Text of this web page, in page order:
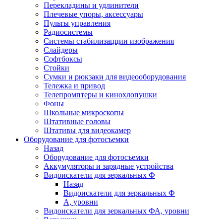
Перекладины и удлинители
Плечевые упоры, аксессуары
Пульты управления
Радиосистемы
Системы стабилизацции изображения
Слайдеры
Софтбоксы
Стойки
Сумки и рюкзаки для видеооборудования
Тележка и привод
Телепромптеры и кинохлопушки
Фоны
Школьные микроскопы
Штативные головы
Штативы для видеокамер
Оборудование для фотосъемки
Назад
Оборудование для фотосъемки
Аккумуляторы и зарядные устройства
Видоискатели для зеркальных Ф
Назад
Видоискатели для зеркальных Ф
А, уровни
Видоискатели для зеркальных ФА, уровни